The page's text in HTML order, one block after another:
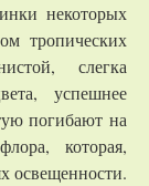
некоторых
тропических
слегка
успешнее
погибают на
которая,
освещенности.